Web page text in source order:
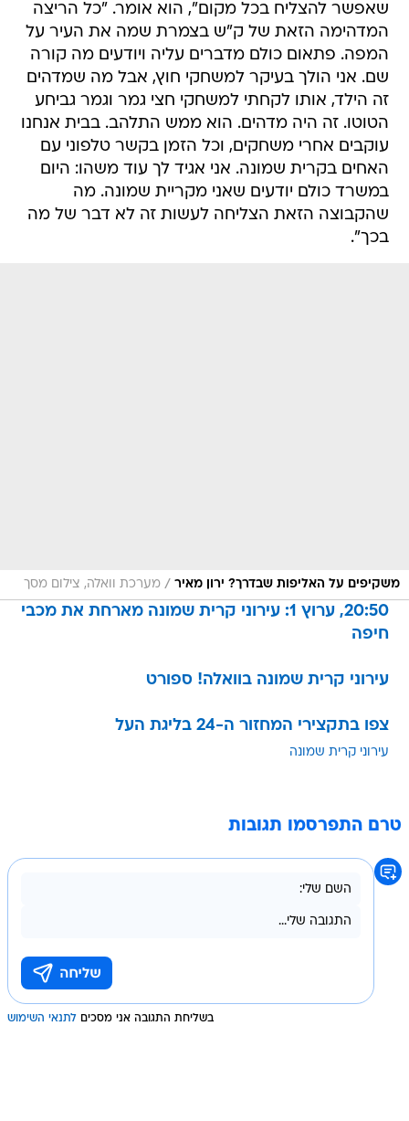
שאפשר להצליח בכל מקום", הוא אומר. "כל הריצה
המדהימה הזאת של ק"ש בצמרת שמה את העיר על
המפה. פתאום כולם מדברים עליה ויודעים מה קורה
שם. אני הולך בעיקר למשחקי חוץ, אבל מה שמדהים
זה הילד, אותו לקחתי למשחקי חצי גמר וגמר גביחע
הטוטו. זה היה מדהים. הוא ממש התלהב. בבית אנחנו
עוקבים אחרי משחקים, וכל הזמן בקשר טלפוני עם
האחים בקרית שמונה. אני אגיד לך עוד משהו: היום
במשרד כולם יודעים שאני מקריית שמונה. מה
שהקבוצה הזאת הצליחה לעשות זה לא דבר של מה
בכך".
משקיפים על האליפות שבדרך? ירון מאיר / מערכת וואלה, צילום מסך
20:50, ערוץ 1: עירוני קרית שמונה מארחת את מכבי
חיפה
עירוני קרית שמונה בוואלה! ספורט
צפו בתקצירי המחזור ה-24 בליגת העל
עירוני קרית שמונה
טרם התפרסמו תגובות
בשליחת התגובה אני מסכים לתנאי השימוש